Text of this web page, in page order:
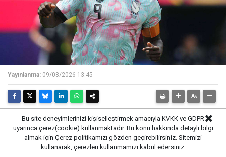
Yayınlanma: 09/08/2026 13:45
GAZETE PENCERE -Fenerbahçe’nin Romelu Lukaku
transferinde önemli mesafe katettiği iddia edildi.
Bu site deneyimlerinizi kişiselleştirmek amacıyla KVKK ve GDPR
uyarınca çerez(cookie) kullanmaktadır. Bu konu hakkında detaylı bilgi
almak için Çerez politikamızı gözden geçirebilirsiniz. Sitemizi
kullanarak, çerezleri kullanmamızı kabul edersiniz.